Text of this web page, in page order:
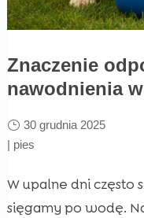
Znaczenie
nawodnienia w
30 grudnia 2025
| pies
W upalne dni często
sięgamy po wodę.